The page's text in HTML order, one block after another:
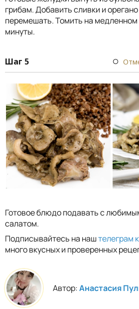
грибам. Добавить сливки и
перемешать. Томить на медленном
минуты.
Шаг 5
Готовое блюдо подавать с
салатом.
Подписывайтесь на наштелеграм
много вкусных и проверенных
Автор:Анастасия